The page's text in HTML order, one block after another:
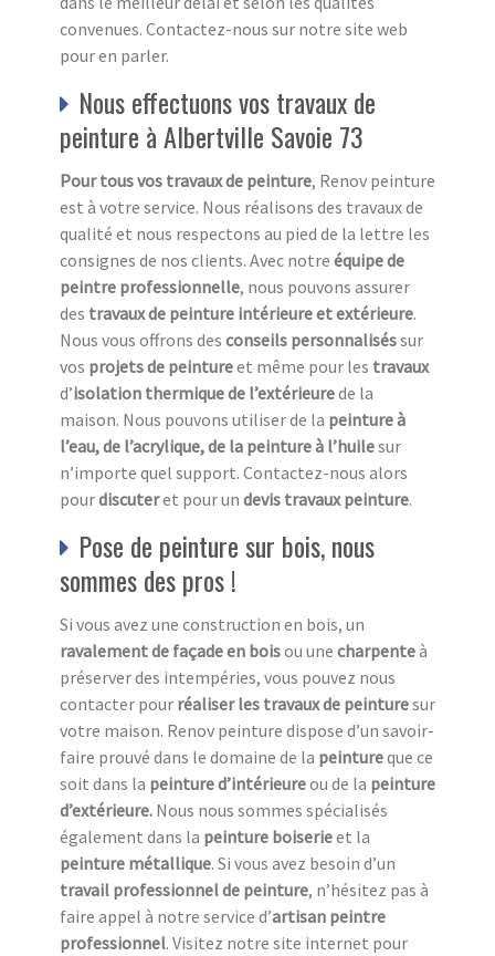
convenues. Contactez-nous sur notre site web
pour en parler.
Nous effectuons vos travaux de
peinture à Albertville Savoie 73
Pour tous vos travaux de peinture, Renov peinture
est à votre service. Nous réalisons des travaux de
qualité et nous respectons au pied de la lettre les
consignes de nos clients. Avec notre équipe de
peintre professionnelle, nous pouvons assurer
des travaux de peinture intérieure et extérieure.
Nous vous offrons des conseils personnaliséssur
vos projets de peintureet même pour les travaux
d’isolation thermique de l’extérieurede la
maison. Nous pouvons utiliser de la peinture à
l’eau, de l’acrylique, de la peinture à l’huilesur
n’importe quel support. Contactez-nous alors
pourdiscuteret pour un devis travaux peinture.
Pose de peinture sur bois, nous
sommes des pros !
Si vous avez une construction en bois, un
ravalement de façade en boisou une charpenteà
préserver des intempéries, vous pouvez nous
contacter pour réaliser les travaux de peinturesur
votre maison. Renov peinture dispose d’un savoir-
faire prouvé dans le domaine de la peintureque ce
soit dans la peinture d’intérieureou de la peinture
d’extérieure. Nous nous sommes spécialisés
également dans la peinture boiserieet la
peinture métallique. Si vous avez besoin d’un
travail professionnel de peinture, n’hésitez pas à
faire appel à notre service d’artisan peintre
professionnel. Visitez notre site internet pour